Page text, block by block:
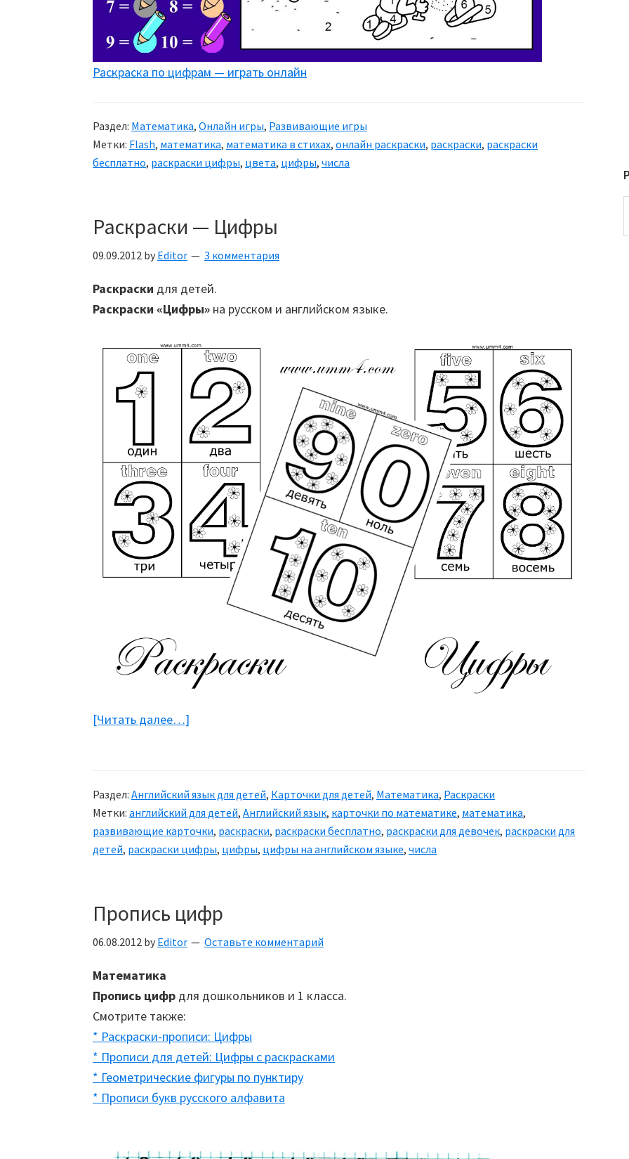
Раскраска по цифрам — играть онлайн
Раздел: Математика, Онлайн игры, Развивающие игры
Метки: Flash, математика, математика в стихах, онлайн раскраски, раскраски, раскраски
бесплатно, раскраски цифры, цвета, цифры, числа
Раскраски — Цифры
09.09.2012 by Editor 3 комментария
Раскраски для детей.
Раскраски «Цифры» на русском и английском языке.
[Читать далее…]
Раздел: Английский язык для детей, Карточки для детей, Математика, Раскраски
Метки: английский для детей, Английский язык, карточки по математике, математика,
развивающие карточки, раскраски, раскраски бесплатно, раскраски для девочек, раскраски для
детей, раскраски цифры, цифры, цифры на английском языке, числа
Пропись цифр
06.08.2012 by Editor Оставьте комментарий
Математика
Пропись цифр для дошкольников и 1 класса.
Смотрите также:
* Раскраски-прописи: Цифры
* Прописи для детей: Цифры с раскрасками
* Геометрические фигуры по пунктиру
* Прописи букв русского алфавита